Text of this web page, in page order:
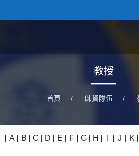
教授
首頁 / 師資隊伍 /
A B C D E F G H J K